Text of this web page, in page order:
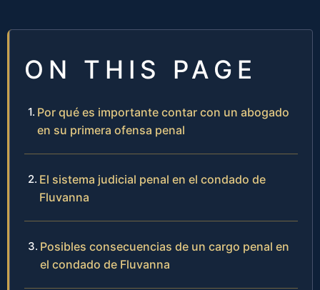
ON THIS PAGE
Por qué es importante contar con un abogado
en su primera ofensa penal
El sistema judicial penal en el condado de
Fluvanna
Posibles consecuencias de un cargo penal en
el condado de Fluvanna